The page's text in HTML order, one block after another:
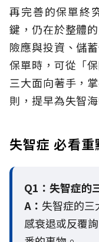
再完善的保單終
鍵，仍在於整體
險應與投資、儲
保單時，可從「
三大面向著手，
則，提早為失智
失智症 必看重
Q1：失智症的
A： 失智症的三
感衰退或反覆